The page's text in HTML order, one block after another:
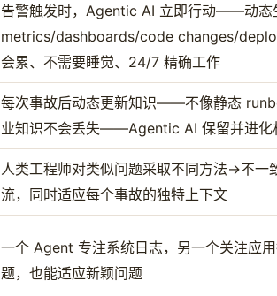
告警触发时，Agentic AI 立即行动——动态
metrics/dashboards/code changes/
会累、不需要睡觉、24/7 精确工作
每次事故后动态更新知识——不像静态
业知识不会丢失——Agentic AI 保留并进化
人类工程师对类似问题采取不同方法→不
流，同时适应每个事故的独特上下文
一个 Agent 专注系统日志，另一个关注应
题，也能适应新颖问题